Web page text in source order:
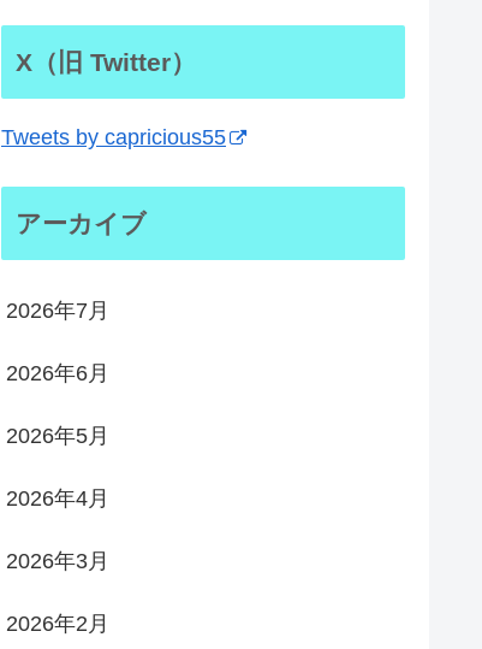
X（旧 Twitter）
Tweets by capricious55
アーカイブ
2026年7月
2026年6月
2026年5月
2026年4月
2026年3月
2026年2月